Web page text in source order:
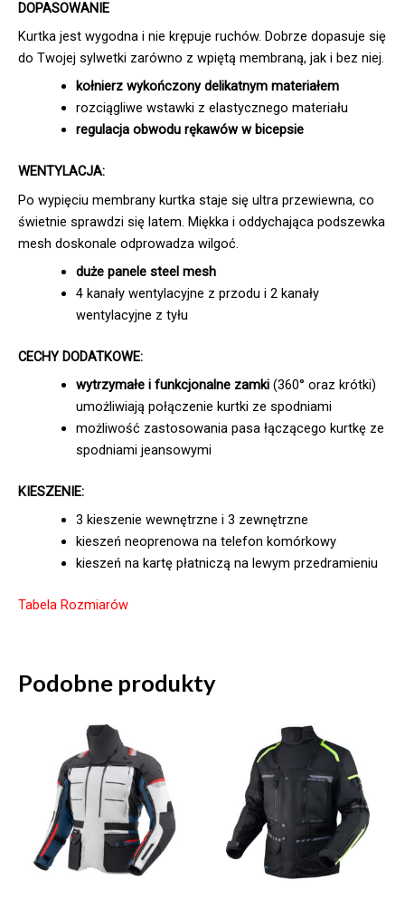
DOPASOWANIE
Kurtka jest wygodna i nie krępuje ruchów. Dobrze dopasuje się
do Twojej sylwetki zarówno z wpiętą membraną, jak i bez niej.
kołnierz wykończony delikatnym materiałem
rozciągliwe wstawki z elastycznego materiału
regulacja obwodu rękawów w bicepsie
WENTYLACJA:
Po wypięciu membrany kurtka staje się ultra przewiewna, co
świetnie sprawdzi się latem. Miękka i oddychająca podszewka
mesh doskonale odprowadza wilgoć.
duże panele steel mesh
4 kanały wentylacyjne z przodu i 2 kanały
wentylacyjne z tyłu
CECHY DODATKOWE:
wytrzymałe i funkcjonalne zamki(360° oraz krótki)
umożliwiają połączenie kurtki ze spodniami
możliwość zastosowania pasa łączącego kurtkę ze
spodniami jeansowymi
KIESZENIE:
3 kieszenie wewnętrzne i 3 zewnętrzne
kieszeń neoprenowa na telefon komórkowy
kieszeń na kartę płatniczą na lewym przedramieniu
Tabela Rozmiarów
Podobne produkty